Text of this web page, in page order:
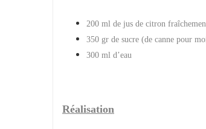
200 ml de jus de citron
350 gr de sucre (de canne pour
300 ml d’eau
Réalisation